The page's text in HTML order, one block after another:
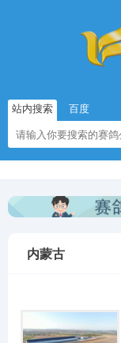
站内搜索 百度
内蒙古